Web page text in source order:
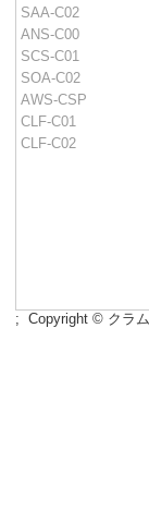
SAA-C02
ANS-C00
SCS-C01
SOA-C02
AWS-CSP
CLF-C01
CLF-C02
; Copyright © クラ